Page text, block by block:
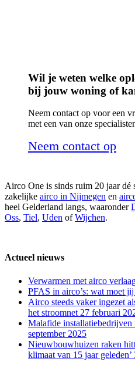
Wil je weten welke
bij jouw woning of
Neem contact op voor een
met een van onze
Neem contact op
Airco One is sinds ruim 20 jaar dé
zakelijke airco in Nijmegen en
heel Gelderland langs, waaronder
Oss, Tiel, Uden ofWijchen.
Actueel nieuws
Verwarmen met airco
PFAS in airco’s: wat moet
Airco steeds vaker ingezet
het stroomnet 27 februari
Malafide installatiebedrijven
september 2025
Nieuwbouwhuizen raken
klimaat van 15 jaar geleden’